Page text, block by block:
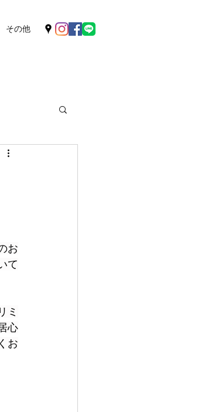
その他
お
て
ミ
心
お